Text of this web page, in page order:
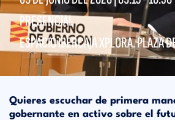
PRESENCIAL
ESPACIO IBERCAJA XPLORA. PLAZA
Quieres escuchar de primera
gobernante en activo sobre el